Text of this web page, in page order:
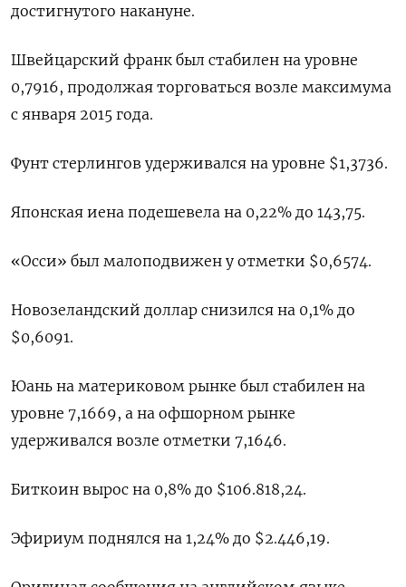
достигнутого накануне.
Швейцарский франк был стабилен на уровне
0,7916, продолжая торговаться возле максимума
с января 2015 года.
Фунт стерлингов удерживался на уровне $1,3736​.
Японская иена подешевела на 0,22%​ до 143,75.
«Осси» был малоподвижен у отметки $0,6574​.
Новозеландский доллар снизился на 0,1% до
$0,6091​.
Юань на материковом рынке был стабилен на
уровне 7,1669​, а на офшорном рынке
удерживался возле отметки 7,1646.
Биткоин вырос на 0,8% до $106.818,24.
Эфириум поднялся на 1,24% до $2.446,19.